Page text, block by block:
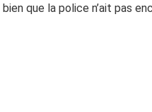
que la police n’ait pas